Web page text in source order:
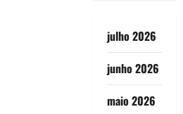
julho 2026
junho 2026
maio 2026